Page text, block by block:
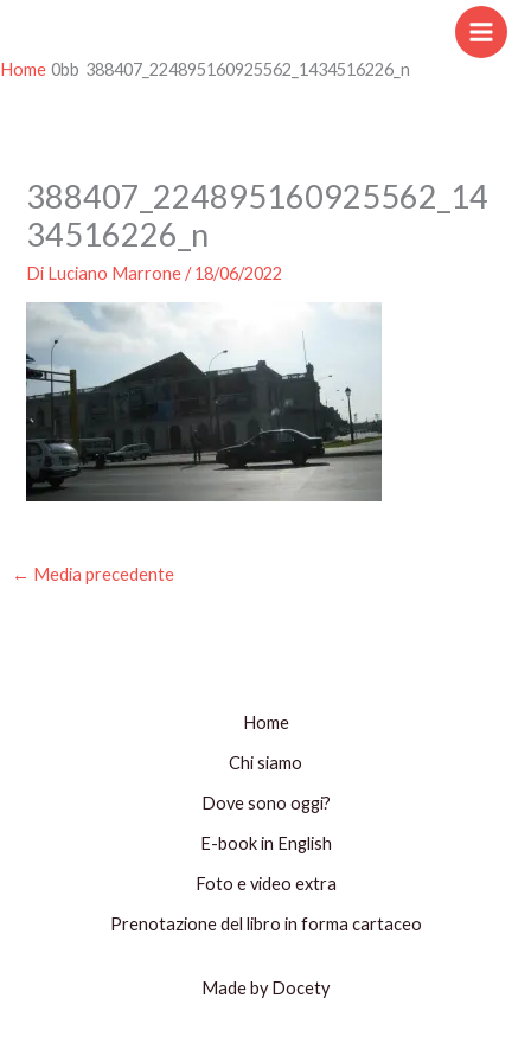
contenuto
Home 388407_224895160925562_1434516226_n
388407_224895160925562_14
34516226_n
Di Luciano Marrone/18/06/2022
← Media precedente
Home
Chi siamo
Dove sono oggi?
E-book in English
Foto e video extra
Prenotazione del libro in forma cartaceo
Made by Docety